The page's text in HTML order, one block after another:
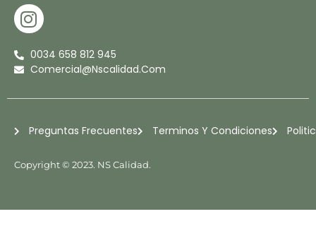
I
N
S
T
G
R
A
M
0034 658 812 945
Comercial@nscalidad.com
Copyright © 2023. NS Calidad.
Preguntas Frecuentes Terminos Y Condiciones